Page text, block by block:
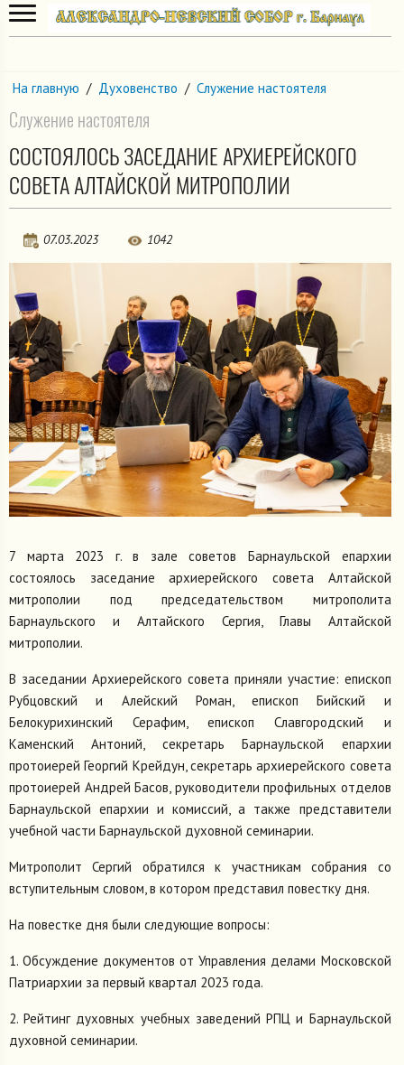
На главную / Духовенство / Служение настоятеля
Служение настоятеля
СОСТОЯЛОСЬ ЗАСЕДАНИЕ АРХИЕРЕЙСКОГО
СОВЕТА АЛТАЙСКОЙ МИТРОПОЛИИ
07.03.2023 1042
7 марта 2023 г. в зале советов Барнаульской епархии
состоялось заседание архиерейского совета Алтайской
митрополии под председательством митрополита
Барнаульского и Алтайского Сергия, Главы Алтайской
митрополии.
В заседании Архиерейского совета приняли участие: епископ
Рубцовский и Алейский Роман, епископ Бийский и
Белокурихинский Серафим, епископ Славгородский и
Каменский Антоний, секретарь Барнаульской епархии
протоиерей Георгий Крейдун, секретарь архиерейского совета
протоиерей Андрей Басов, руководители профильных отделов
Барнаульской епархии и комиссий, а также представители
учебной части Барнаульской духовной семинарии.
Митрополит Сергий обратился к участникам собрания со
вступительным словом, в котором представил повестку дня.
На повестке дня были следующие вопросы:
1. Обсуждение документов от Управления делами Московской
Патриархии за первый квартал 2023 года.
2. Рейтинг духовных учебных заведений РПЦ и Барнаульской
духовной семинарии.